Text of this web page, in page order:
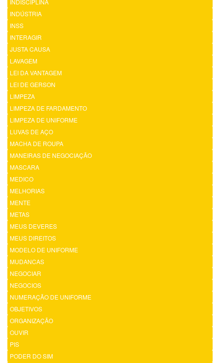
INDISCIPLINA
INDÚSTRIA
INSS
INTERAGIR
JUSTA CAUSA
LAVAGEM
LEI DA VANTAGEM
LEI DE GERSON
LIMPEZA
LIMPEZA DE FARDAMENTO
LIMPEZA DE UNIFORME
LUVAS DE AÇO
MACHA DE ROUPA
MANEIRAS DE NEGOCIAÇÃO
MASCARA
MEDICO
MELHORIAS
MENTE
METAS
MEUS DEVERES
MEUS DIREITOS
MODELO DE UNIFORME
MUDANCAS
NEGOCIAR
NEGOCIOS
NUMERAÇÃO DE UNIFORME
OBJETIVOS
ORGANIZAÇÃO
OUVIR
PIS
PODER DO SIM